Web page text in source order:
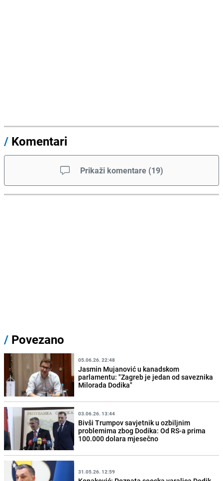
/ Komentari
Prikaži komentare (19)
/ Povezano
05.06.26. 22:48
Jasmin Mujanović u kanadskom
parlamentu: "Zagreb je jedan od saveznika
Milorada Dodika"
03.06.26. 13:44
Bivši Trumpov savjetnik u ozbiljnim
problemima zbog Dodika: Od RS-a prima
100.000 dolara mjesečno
31.05.26. 12:59